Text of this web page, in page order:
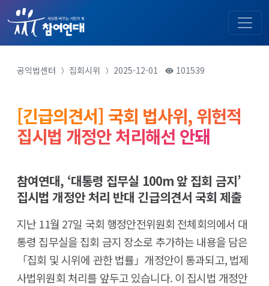
공익법센터 집회시위 2025-12-01 101539
[긴급의견서] 국회 법사위, 위헌적
집시법 개정안 처리해선 안돼
참여연대, ‘대통령 집무실 100m 앞 집회 금지’
집시법 개정안 처리 반대 긴급의견서 국회 제출
지난 11월 27일 국회 행정안전위원회 전체회의에서 대
통령 집무실을 집회 금지 장소로 추가하는 내용을 담은
「집회 및 시위에 관한 법률」개정안이 통과되고, 법제
사법위원회 처리를 앞두고 있습니다. 이 집시법 개정안